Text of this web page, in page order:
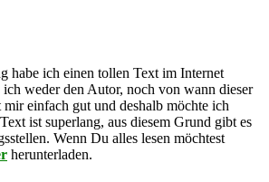
habe ich einen tollen Text im Internet
weder den Autor, noch von wann dieser
einfach gut und deshalb möchte ich
ist superlang, aus diesem Grund gibt es
Wenn Du alles lesen möchtest
herunterladen.